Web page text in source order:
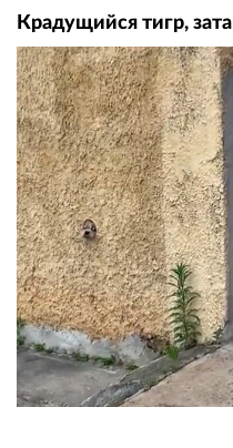
Крадущийся тигр,